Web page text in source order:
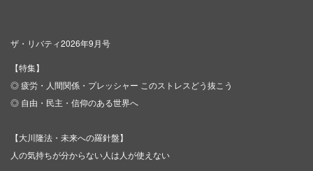
ザ・リバティ2026年9月号
【特集】
◎ 疲労・人間関係・プレッシャー このストレスどう抜こう
◎ 自由・民主・信仰のある世界へ
【大川隆法・未来への羅針盤】
人の気持ちが分からない人は人が使えない